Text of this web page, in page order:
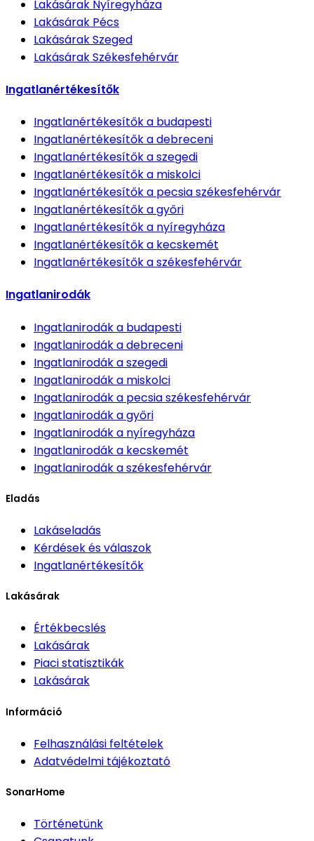
Lakásárak Nyíregyháza
Lakásárak Pécs
LakásárakSzeged
LakásárakSzékesfehérvár
Ingatlanértékesítők
Ingatlanértékesítőka budapesti
Ingatlanértékesítőka debreceni
Ingatlanértékesítőka szegedi
Ingatlanértékesítőka miskolci
Ingatlanértékesítőka pecsia székesfehérvár
Ingatlanértékesítőka győri
Ingatlanértékesítőka nyíregyháza
Ingatlanértékesítőka kecskemét
Ingatlanértékesítőka székesfehérvár
Ingatlanirodák
Ingatlanirodáka budapesti
Ingatlanirodáka debreceni
Ingatlanirodáka szegedi
Ingatlanirodáka miskolci
Ingatlanirodáka pecsia székesfehérvár
Ingatlanirodáka győri
Ingatlanirodáka nyíregyháza
Ingatlanirodáka kecskemét
Ingatlanirodáka székesfehérvár
Eladás
Lakáseladás
Kérdések és válaszok
Ingatlanértékesítők
Lakásárak
Értékbecslés
Lakásárak
Piaci statisztikák
Lakásárak
Információ
Felhasználási feltételek
Adatvédelmi tájékoztató
SonarHome
Történetünk